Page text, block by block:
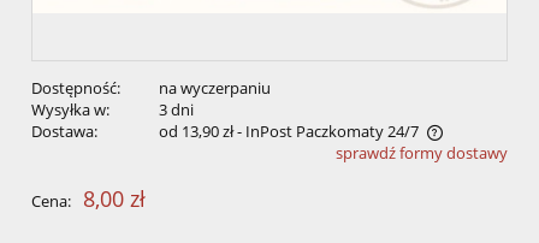
Dostępność:
na wyczerpaniu
Wysyłka w:
3 dni
Dostawa:
od 13,90 zł- InPost Paczkomaty 24/7
Cena nie zawiera ewentualnych kosztów płatnościsprawdź formy dostawy
Cena: 8,00 zł